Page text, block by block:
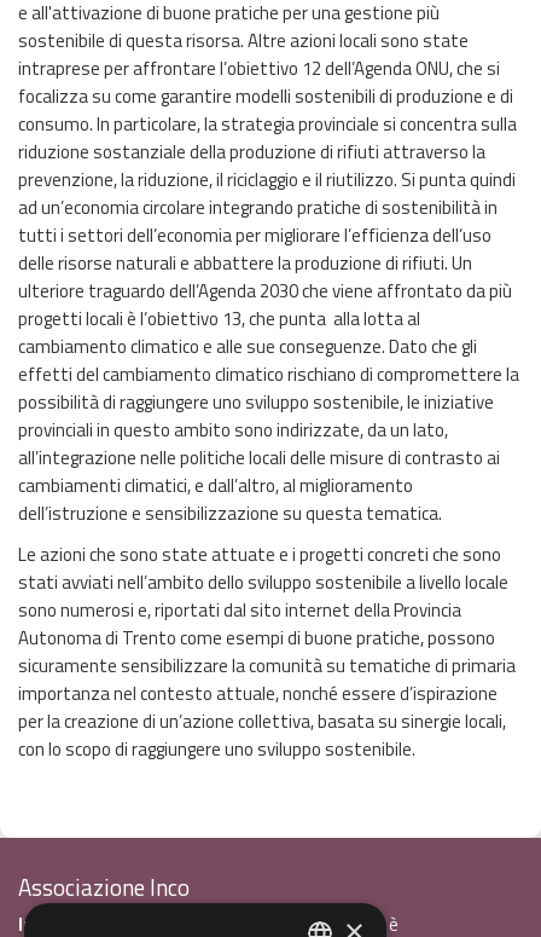
e all'attivazione di buone pratiche per una gestione più
sostenibile di questa risorsa. Altre azioni locali sono state
intraprese per affrontare l’obiettivo 12 dell’Agenda ONU, che si
focalizza su come garantire modelli sostenibili di produzione e di
consumo. In particolare, la strategia provinciale si concentra sulla
riduzione sostanziale della produzione di rifiuti attraverso la
prevenzione, la riduzione, il riciclaggio e il riutilizzo. Si punta quindi
ad un’economia circolare integrando pratiche di sostenibilità in
tutti i settori dell’economia per migliorare l’efficienza dell’uso
delle risorse naturali e abbattere la produzione di rifiuti. Un
ulteriore traguardo dell’Agenda 2030 che viene affrontato da più
progetti locali è l’obiettivo 13, che punta alla lotta al
cambiamento climatico e alle sue conseguenze. Dato che gli
effetti del cambiamento climatico rischiano di compromettere la
possibilità di raggiungere uno sviluppo sostenibile, le iniziative
provinciali in questo ambito sono indirizzate, da un lato,
all’integrazione nelle politiche locali delle misure di contrasto ai
cambiamenti climatici, e dall’altro, al miglioramento
dell’istruzione e sensibilizzazione su questa tematica.
Le azioni che sono state attuate e i progetti concreti che sono
stati avviati nell’ambito dello sviluppo sostenibile a livello locale
sono numerosi e, riportati dal sito internet della Provincia
Autonoma di Trento come esempi di buone pratiche, possono
sicuramente sensibilizzare la comunità su tematiche di primaria
importanza nel contesto attuale, nonché essere d’ispirazione
per la creazione di un’azione collettiva, basata su sinergie locali,
con lo scopo di raggiungere uno sviluppo sostenibile.
Associazione Inco
InCo - Interculturalità & Comunicazione APSè